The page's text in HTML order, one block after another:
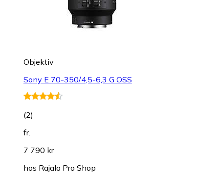
Objektiv
Sony E 70-350/4,5-6,3 G OSS
(2)
fr.
7 790 kr
hos Rajala Pro Shop